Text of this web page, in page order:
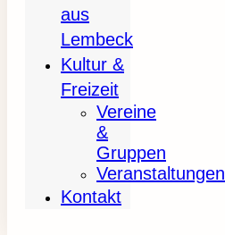
aus
Lembeck
Kultur &
Freizeit
Vereine
&
Gruppen
Veranstaltungen
Kontakt